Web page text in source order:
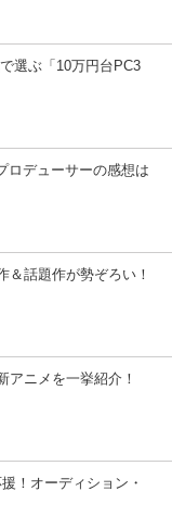
選ぶ「10万円台PC3
ロデューサーの感想は
＆話題作が勢ぞろい！
アニメを一挙紹介！
！オーディション・